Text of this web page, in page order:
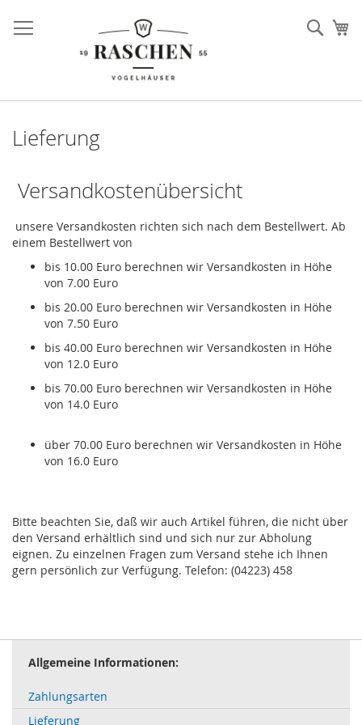
zum
Inhalt
Lieferung
Versandkostenübersicht
unsere Versandkosten richten sich nach dem Bestellwert. Ab
einem Bestellwert von
bis 10.00 Euro berechnen wir Versandkosten in Höhe
von 7.00 Euro
bis 20.00 Euro berechnen wir Versandkosten in Höhe
von 7.50 Euro
bis 40.00 Euro berechnen wir Versandkosten in Höhe
von 12.0 Euro
bis 70.00 Euro berechnen wir Versandkosten in Höhe
von 14.0 Euro
über 70.00 Euro berechnen wir Versandkosten in Höhe
von 16.0 Euro
Bitte beachten Sie, daß wir auch Artikel führen, die nicht über
den Versand erhältlich sind und sich nur zur Abholung
eignen. Zu einzelnen Fragen zum Versand stehe ich Ihnen
gern persönlich zur Verfügung. Telefon: (04223) 458
Allgemeine Informationen:
Zahlungsarten
Lieferung